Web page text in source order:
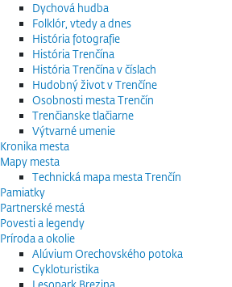
Dychová hudba
Folklór, vtedy a dnes
História fotografie
História Trenčína
História Trenčína v číslach
Hudobný život v Trenčíne
Osobnosti mesta Trenčín
Trenčianske tlačiarne
Výtvarné umenie
Kronika mesta
Mapy mesta
Technická mapa mesta Trenčín
Pamiatky
Partnerské mestá
Povesti a legendy
Príroda a okolie
Alúvium Orechovského potoka
Cykloturistika
Lesopark Brezina